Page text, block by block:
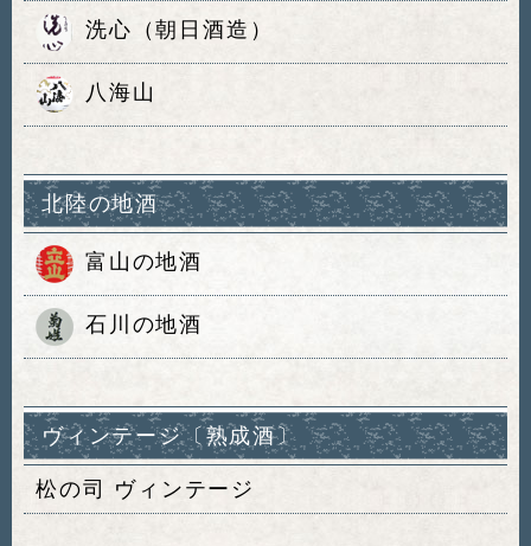
洗心（朝日酒造）
八海山
北陸の地酒
富山の地酒
石川の地酒
ヴィンテージ〔熟成酒〕
松の司 ヴィンテージ